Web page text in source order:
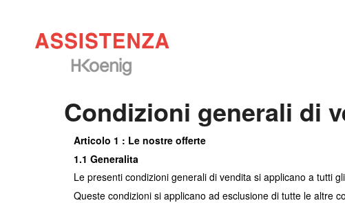
Condizioni generali di
Articolo 1 : Le nostre offerte
1.1 Generalita
Le presenti condizioni generali di vendita si applicano a tutti
Queste condizioni si applicano ad esclusione di tutte le altre